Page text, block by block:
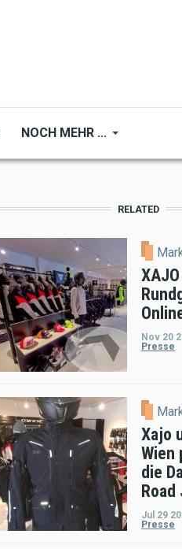
NOCH MEHR ...
RELATED
Nov 20
Presse
Xajo
Wien
die
Road
Jul 29
Presse